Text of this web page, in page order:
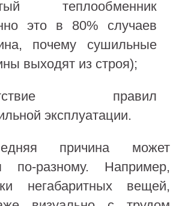
теплообменник
это в 80% случаев
почему сушильные
выходят из строя);
правил
эксплуатации.
причина может
по-разному. Например,
негабаритных вещей,